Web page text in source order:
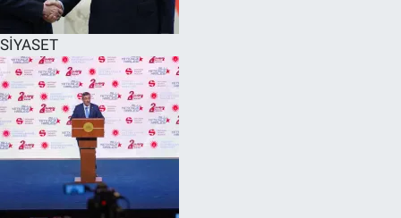
SİYASET